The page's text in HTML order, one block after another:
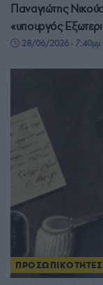
Παναγιώτης
«υπουργός
28/06/2026 - 7:40μμ
ΠΡΟΣΩΠΙΚΟΤΗΤΕΣ